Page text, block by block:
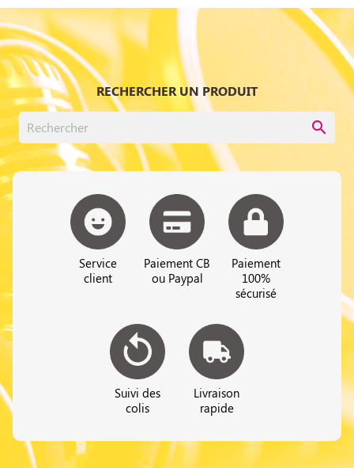
RECHERCHER UN PRODUIT
search
Service
client
Paiement CB
ou Paypal
Paiement
100%
sécurisé
Suivi des
colis
Livraison
rapide